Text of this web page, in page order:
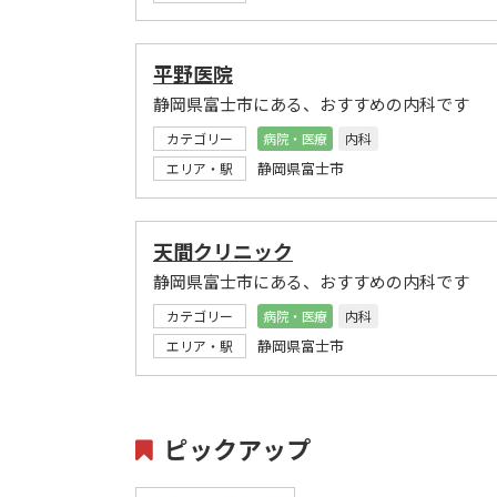
平野医院
静岡県富士市にある、おすすめの内科です
カテゴリー 病院・医療
内科
エリア・駅
静岡県富士市
天間クリニック
静岡県富士市にある、おすすめの内科です
カテゴリー 病院・医療
内科
エリア・駅
静岡県富士市
ピックアップ